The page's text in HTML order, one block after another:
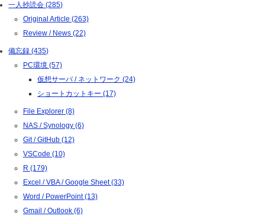
一人抄読会 (285)
Original Article (263)
Review / News (22)
備忘録 (435)
PC環境 (57)
仮想サーバ / ネットワーク (24)
ショートカットキー (17)
File Explorer (8)
NAS / Synology (6)
Git / GitHub (12)
VSCode (10)
R (179)
Excel / VBA / Google Sheet (33)
Word / PowerPoint (13)
Gmail / Outlook (6)